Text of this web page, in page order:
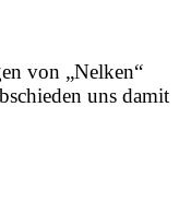
von „Nelken“
uns damit